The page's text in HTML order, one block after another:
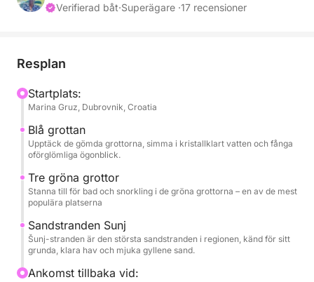
* Heldagstur (8 timmar): 100 €
Ingår: skeppare, drycker (vin, öl, vatten, läsk),
handdukar, dusch, kylskåp, snorkelutrustning,
Bluetooth-radio
Upplev alla Elafitiöarnas charm, både förr och nu. Vi
är glada att kunna erbjuda dig halvdags- och
heldagsturer till Dubrovniks skärgårds juveler, kända
som Elafitiöarna. Denna grupp inkluderar öar med
Šipan. Var och en av dessa öar har ett distinkt
Verifierad båt·Superägare ·17 recensioner
Resplan
Startplats:
Marina Gruz, Dubrovnik, Croatia
Blå grottan
Upptäck de gömda grottorna, simma i kristallklart vatten och fånga
oförglömliga ögonblick.
Tre gröna grottor
Stanna till för bad och snorkling i de gröna grottorna – en av de mest
populära platserna
Sandstranden Sunj
Šunj-stranden är den största sandstranden i regionen, känd för sitt
grunda, klara hav och mjuka gyllene sand.
Ankomst tillbaka vid: